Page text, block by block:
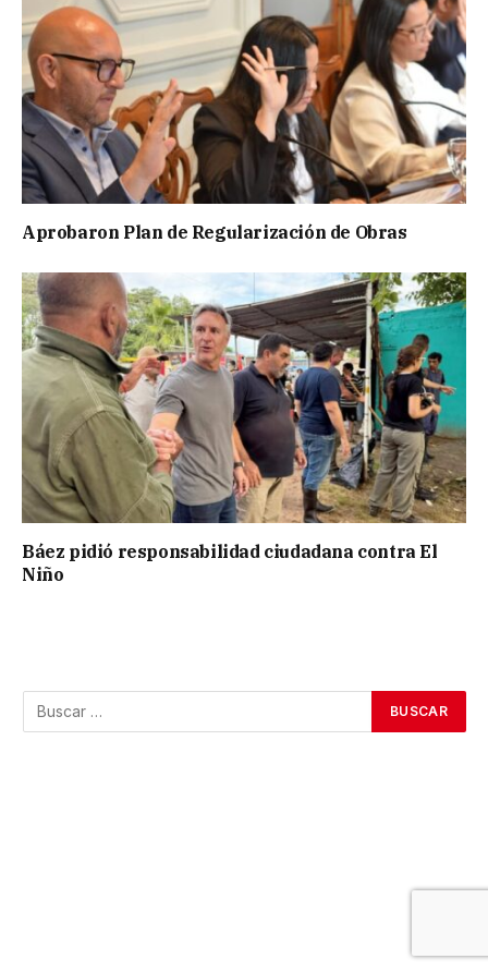
Aprobaron Plan de Regularización de Obras
Báez pidió responsabilidad ciudadana contra El
Niño